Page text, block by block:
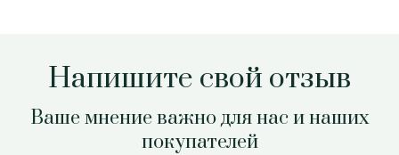
Напишите свой отзыв
Ваше мнение важно для нас и наших
покупателей